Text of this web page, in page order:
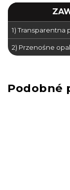
1) Transparentna
2) Przenośne